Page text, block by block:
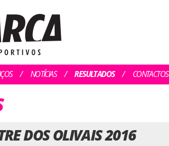
NOTÍCIAS RESULTADOS CONTACTOS
DOS OLIVAIS 2016